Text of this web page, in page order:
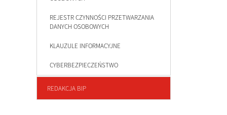
REJESTR CZYNNOŚCI PRZETWARZANIA
DANYCH OSOBOWYCH
KLAUZULE INFORMACYJNE
CYBERBEZPIECZEŃSTWO
REDAKCJA BIP